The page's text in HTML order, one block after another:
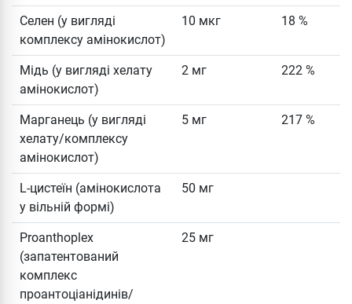
Селен (у вигляді
комплексу амінокислот)
10 мкг 18 %
Мідь (у вигляді хелату
амінокислот)
2 мг 222 %
Марганець (у вигляді
хелату/комплексу
амінокислот)
5 мг 217 %
L-цистеїн (амінокислота
у вільній формі)
50 мг
Proanthoplex
(запатентований
комплекс
проантоціанідинів/
25 мг